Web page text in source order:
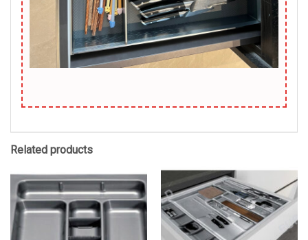
Related products